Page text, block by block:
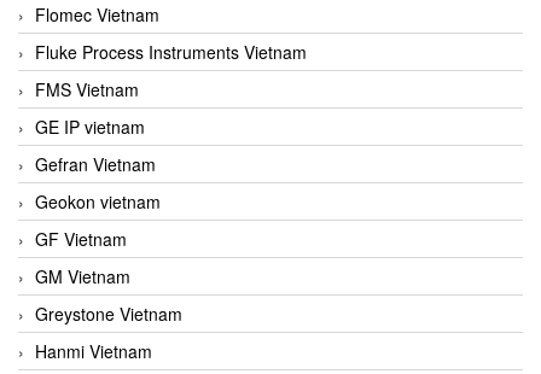
Flomec Vietnam
Fluke Process Instruments Vietnam
FMS Vietnam
GE IP vietnam
Gefran Vietnam
Geokon vietnam
GF Vietnam
GM Vietnam
Greystone Vietnam
Hanmi Vietnam